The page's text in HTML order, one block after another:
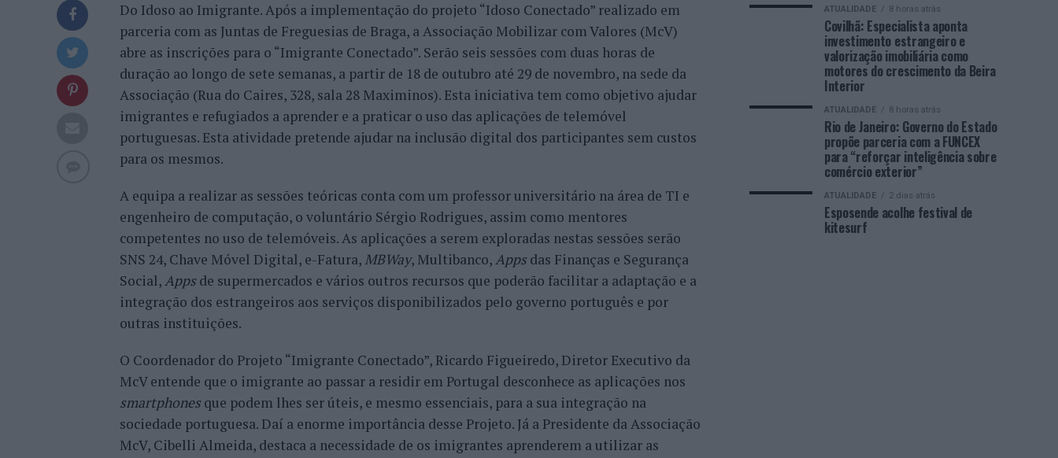
Do Idoso ao Imigrante. Após a implementação do projeto “Idoso Conectado” realizado em
parceria com as Juntas de Freguesias de Braga, a Associação Mobilizar com Valores (McV)
abre as inscrições para o “Imigrante Conectado”. Serão seis sessões com duas horas de
duração ao longo de sete semanas, a partir de 18 de outubro até 29 de novembro, na sede da
Associação (Rua do Caires, 328, sala 28 Maximinos). Esta iniciativa tem como objetivo ajudar
imigrantes e refugiados a aprender e a praticar o uso das aplicações de telemóvel
portuguesas. Esta atividade pretende ajudar na inclusão digital dos participantes sem custos
para os mesmos.
A equipa a realizar as sessões teóricas conta com um professor universitário na área de TI e
engenheiro de computação, o voluntário Sérgio Rodrigues, assim como mentores
competentes no uso de telemóveis. As aplicações a serem exploradas nestas sessões serão
SNS 24, Chave Móvel Digital, e-Fatura, MBWay, Multibanco,Apps das Finanças e Segurança
Social,Apps de supermercados e vários outros recursos que poderão facilitar a adaptação e a
integração dos estrangeiros aos serviços disponibilizados pelo governo português e por
outras instituições.
O Coordenador do Projeto “Imigrante Conectado”, Ricardo Figueiredo, Diretor Executivo da
McV entende que o imigrante ao passar a residir em Portugal desconhece as aplicações nos
smartphones que podem lhes ser úteis, e mesmo essenciais, para a sua integração na
sociedade portuguesa. Daí a enorme importância desse Projeto. Já a Presidente da Associação
McV, Cibelli Almeida, destaca a necessidade de os imigrantes aprenderem a utilizar as
ATUALIDADE 8 horas atrás
Covilhã: Especialista aponta
investimento estrangeiro e
valorização imobiliária como
motores do crescimento da Beira
Interior
ATUALIDADE 8 horas atrás
Rio de Janeiro: Governo do Estado
propõe parceria com a FUNCEX
para “reforçar inteligência sobre
comércio exterior”
ATUALIDADE 2 dias atrás
Esposende acolhe festival de
kitesurf